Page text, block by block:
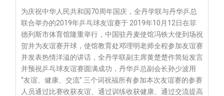
为庆祝中华人民共和国70周年国庆，全丹学联与丹华乒总
联合举办的2019年乒乓球友谊赛于 2019年10月12日在菲
德列斯市体育馆隆重举行，中国驻丹麦使馆冯铁大使到场祝
贺并为友谊赛开球，使馆教育处邓理明老师全程参加友谊赛
并发表热情洋溢的讲话，全丹学联副主席黄楚楚作简短发言
并预祝乒乓球友谊赛圆满成功，丹华乒总副会长孙少波用
“友谊、健康、交流” 三个词祝福所有参加本次友谊赛的参赛
人员通过比赛收获友谊、通过训练收获健康、通过交流提高